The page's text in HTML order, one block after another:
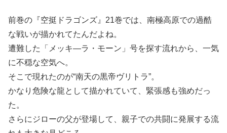
前巻の『空挺ドラゴンズ』21巻では、南極高原での過酷
な戦いが描かれてたんだよね。
遭難した「メッキ―ラ・モーン」号を探す流れから、一気
に不穏な空気へ。
そこで現れたのが“南天の黒帝ヴリトラ”。
かなり危険な龍として描かれていて、緊張感も強めだっ
た。
さらにジローの父が登場して、親子での共闘に発展する流